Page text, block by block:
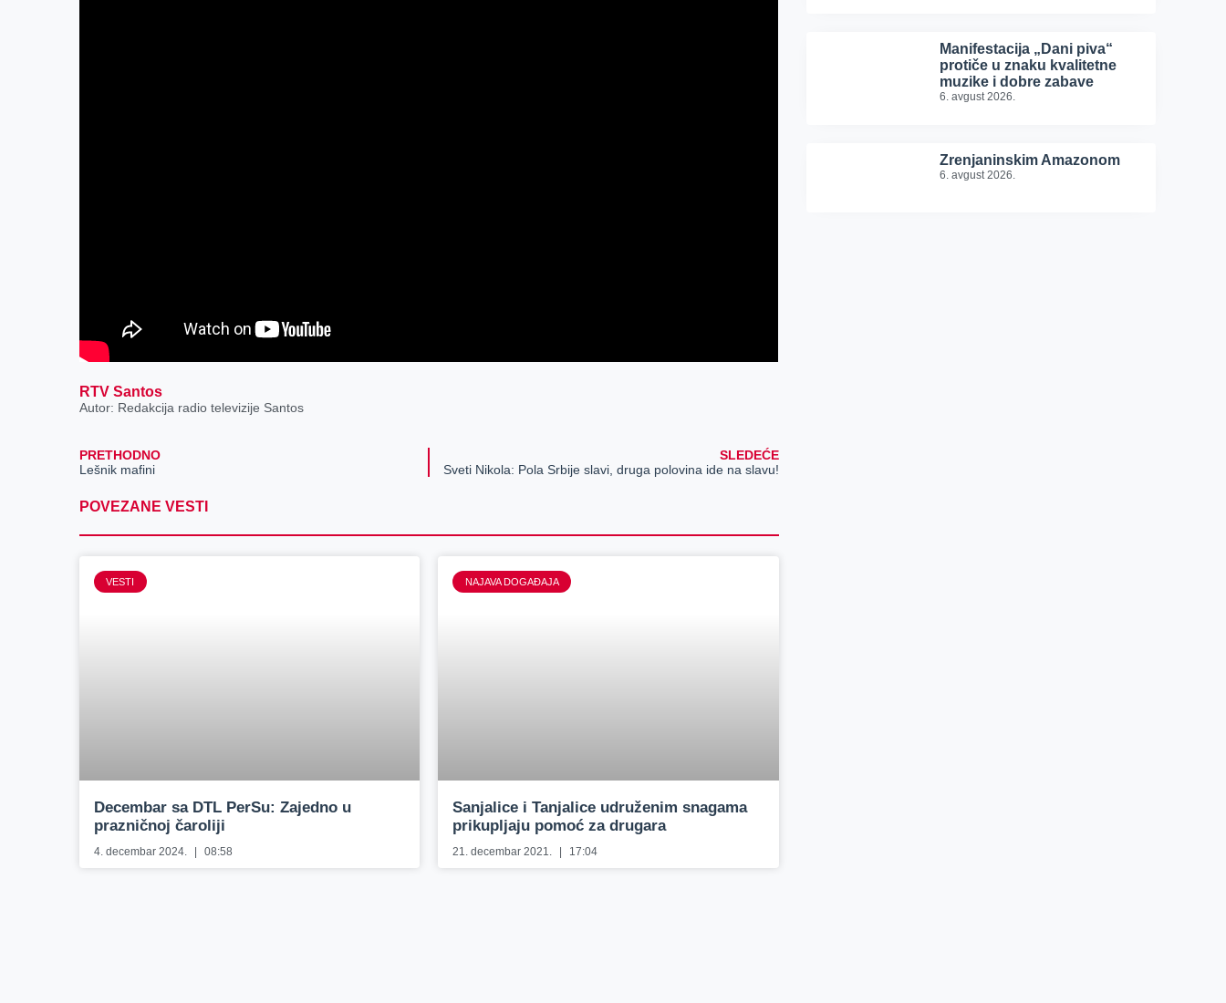
RTV Santos
Autor: Redakcija radio televizije Santos
PRETHODNO
Lešnik mafini
SLEDEĆE
Sveti Nikola: Pola Srbije slavi, druga polovina ide na slavu!
POVEZANE VESTI
VESTI
Decembar sa DTL PerSu: Zajedno u
prazničnoj čaroliji
4. decembar 2024. 08:58
NAJAVA DOGAĐAJA
Sanjalice i Tanjalice udruženim snagama
prikupljaju pomoć za drugara
21. decembar 2021. 17:04
Manifestacija „Dani piva“
protiče u znaku kvalitetne
muzike i dobre zabave
6. avgust 2026.
Zrenjaninskim Amazonom
6. avgust 2026.